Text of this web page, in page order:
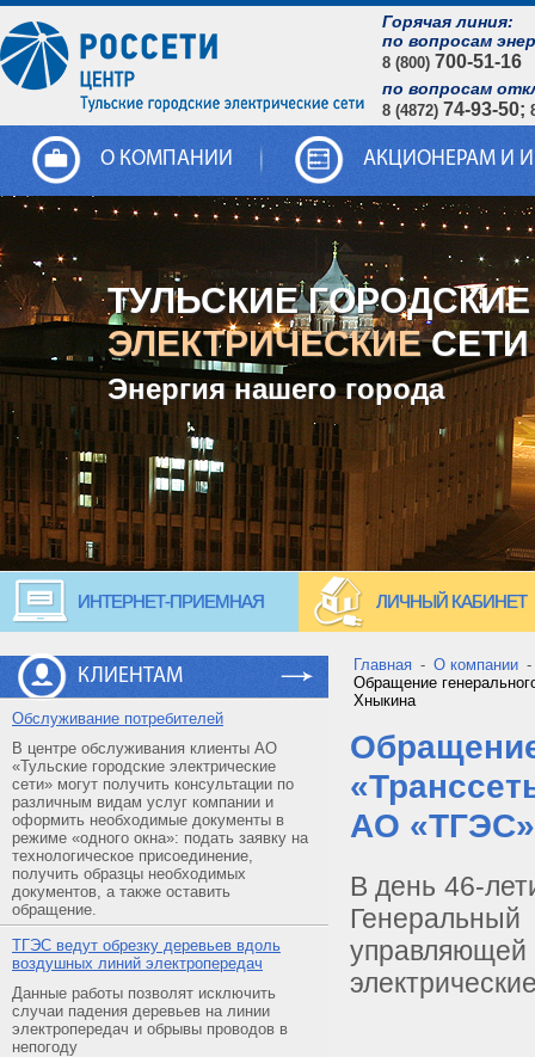
Горячая линия:
по вопросам
8 (800) 700-51-16
по вопросам
8 (4872) 74-93-50;
О КОМПАНИИ АКЦИОНЕРАМ И
ТУЛЬСКИЕ ГОРОДСКИЕ
ЭЛЕКТРИЧЕСКИЕСЕТИ
Энергия нашего города
ИНТЕРНЕТ-ПРИЕМНАЯ ЛИЧНЫЙ КАБИНЕТ
КЛИЕНТАМ
Обслуживание потребителей
В центре обслуживания клиенты АО
«Тульские городские электрические
сети» могут получить консультации по
различным видам услуг компании и
оформить необходимые документы в
режиме «одного окна»: подать заявку на
технологическое присоединение,
получить образцы необходимых
документов, а также оставить
обращение.
ТГЭС ведут обрезку деревьев вдоль
воздушных линий электропередач
Данные работы позволят исключить
случаи падения деревьев на линии
электропередач и обрывы проводов в
непогоду
Главная - О компании -
Обращение
Хныкина
АО
В день 46-